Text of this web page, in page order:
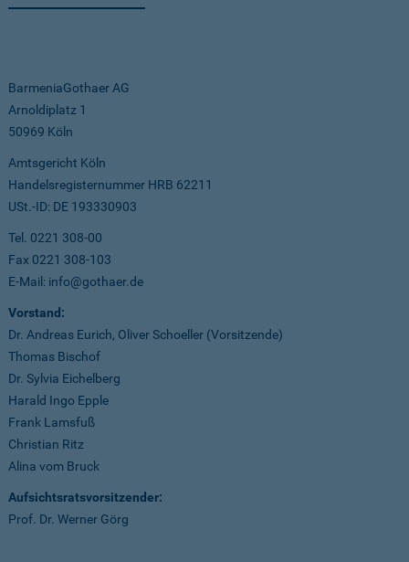
BarmeniaGothaer AG
Arnoldiplatz 1
50969 Köln
Amtsgericht Köln
Handelsregisternummer HRB 62211
USt.-ID: DE 193330903
Tel. 0221 308-00
Fax 0221 308-103
E-Mail: info@gothaer.de
Vorstand:
Dr. Andreas Eurich, Oliver Schoeller (Vorsitzende)
Thomas Bischof
Dr. Sylvia Eichelberg
Harald Ingo Epple
Frank Lamsfuß
Christian Ritz
Alina vom Bruck
Aufsichtsratsvorsitzender:
Prof. Dr. Werner Görg